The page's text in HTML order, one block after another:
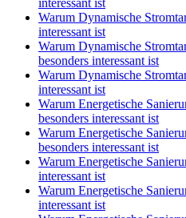
interessant ist
Warum Dynamische
interessant ist
Warum Dynamische
besonders interessant ist
Warum Dynamische
interessant ist
Warum Energetische
besonders interessant ist
Warum Energetische
besonders interessant ist
Warum Energetische
interessant ist
Warum Energetische
interessant ist